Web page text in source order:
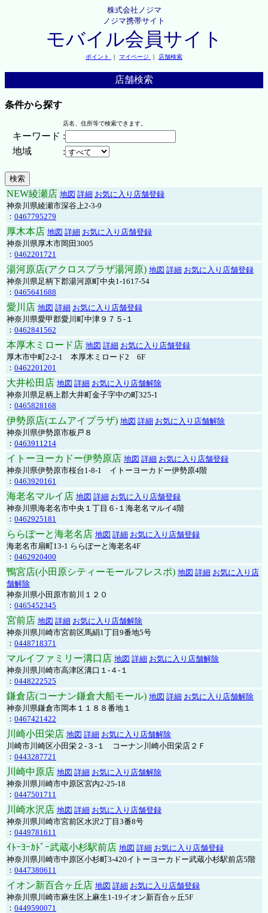
株式会社ノジマ
ノジマ携帯サイト
モバイル会員サイト
ポイント ｜ マイページ ｜ 店舗検索
店舗検索
条件から探す
店名、住所等で検索できます。
キーワード :
地域
:
NEW綾瀬店 地図 詳細 お気に入り店舗登録
神奈川県綾瀬市深谷上2-3-9
： 0467795279
厚木本店 地図 詳細 お気に入り店舗登録
神奈川県厚木市岡田3005
： 0462201721
湯河原店(アクロスプラザ湯河原) 地図 詳細 お気に入り店舗登録
神奈川県足柄下郡湯河原町中央1-1617-54
： 0465641688
愛川店 地図 詳細 お気に入り店舗登録
神奈川県愛甲郡愛川町中津９７５-１
： 0462841562
本厚木ミロード店 地図 詳細 お気に入り店舗登録
厚木市中町2-2-1 本厚木ミロード2 6F
： 0462201201
大井松田店 地図 詳細 お気に入り店舗解除
神奈川県足柄上郡大井町金子字中の町325-1
： 0465828168
伊勢原店(エムアイプラザ) 地図 詳細 お気に入り店舗解除
神奈川県伊勢原市板戸８
： 0463911214
イトーヨーカドー伊勢原店 地図 詳細 お気に入り店舗登録
神奈川県伊勢原市桜台1-8-1 イトーヨーカドー伊勢原4階
： 0463920161
海老名マルイ店 地図 詳細 お気に入り店舗登録
神奈川県海老名市中央１丁目６-１海老名マルイ4階
： 0462925181
ららぽーと海老名店 地図 詳細 お気に入り店舗登録
海老名市扇町13-1 ららぽーと海老名4F
： 0462920400
鴨宮店(小田原シティーモールフレスポ) 地図 詳細 お気に入り店
舗解除
神奈川県小田原市前川１２０
： 0465452345
宮前店 地図 詳細 お気に入り店舗解除
神奈川県川崎市宮前区馬絹1丁目9番地5号
： 0448718371
マルイファミリー溝口店 地図 詳細 お気に入り店舗解除
神奈川県川崎市高津区溝口１-４-１
： 0448222525
鎌倉店(コーナン鎌倉大船モール) 地図 詳細 お気に入り店舗解除
神奈川県鎌倉市岡本１１８８番地１
： 0467421422
川崎小田栄店 地図 詳細 お気に入り店舗解除
川崎市川崎区小田栄２‐３‐１ コーナン川崎小田栄店２Ｆ
： 0443287721
川崎中原店 地図 詳細 お気に入り店舗解除
神奈川県川崎市中原区宮内2-25-18
： 0447501711
川崎水沢店 地図 詳細 お気に入り店舗登録
神奈川県川崎市宮前区水沢2丁目3番8号
： 0449781611
ｲﾄｰﾖｰｶﾄﾞｰ武蔵小杉駅前店 地図 詳細 お気に入り店舗登録
神奈川県川崎市中原区小杉町3-420イトーヨーカドー武蔵小杉駅前店5階
： 0447380611
イオン新百合ヶ丘店 地図 詳細 お気に入り店舗登録
神奈川県川崎市麻生区上麻生1-19イオン新百合ヶ丘5F
： 0449590071